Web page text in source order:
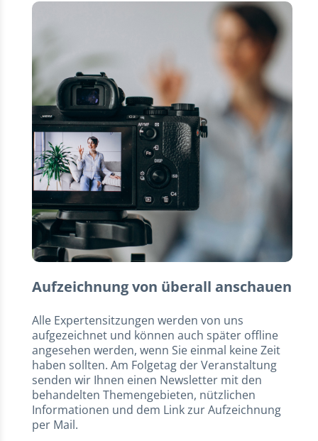
Aufzeichnung von überall anschauen
Alle Expertensitzungen werden von uns
aufgezeichnet und können auch später offline
angesehen werden, wenn Sie einmal keine Zeit
haben sollten. Am Folgetag der Veranstaltung
senden wir Ihnen einen Newsletter mit den
behandelten Themengebieten, nützlichen
Informationen und dem Link zur Aufzeichnung
per Mail.